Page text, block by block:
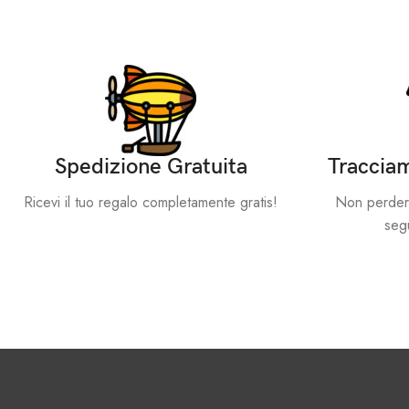
Spedizione Gratuita
Ricevi il tuo regalo completamente gratis!
Non